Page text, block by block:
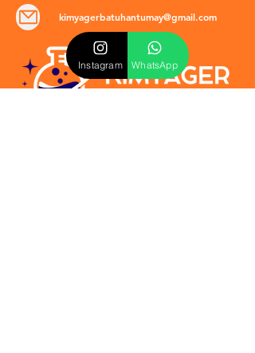
kimyagerbatuhantumay@gmail.com
Instagram WhatsApp